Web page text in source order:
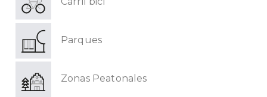
Parques
Zonas Peatonales